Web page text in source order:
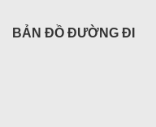
BẢN ĐỒ ĐƯỜNG ĐI